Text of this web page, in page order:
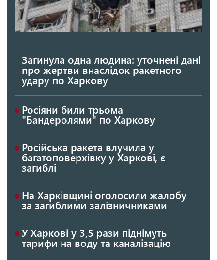
Загинула одна людина: уточнені дані
про жертви внаслідок ракетного
удару по Харкову
Росіяни били трьома
"Бандеролями" по Харкову
Російська ракета влучила у
багатоповерхівку у Харкові, є
загиблі
На Харківщині оголосили жалобу
за загиблими залізничниками
У Харкові у 3,5 рази піднімуть
тарифи на воду та каналізацію